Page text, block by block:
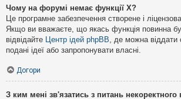
Чому на форумі немає функції X?
Це програмне забезпечення створене і
Якщо ви вважаєте, що якась функція повинна
відвідайте Центр ідей phpBB, де можна віддати
подані ідеї або запропонувати власні.
Догори
З ким мені зв'язатись з питань некоректного